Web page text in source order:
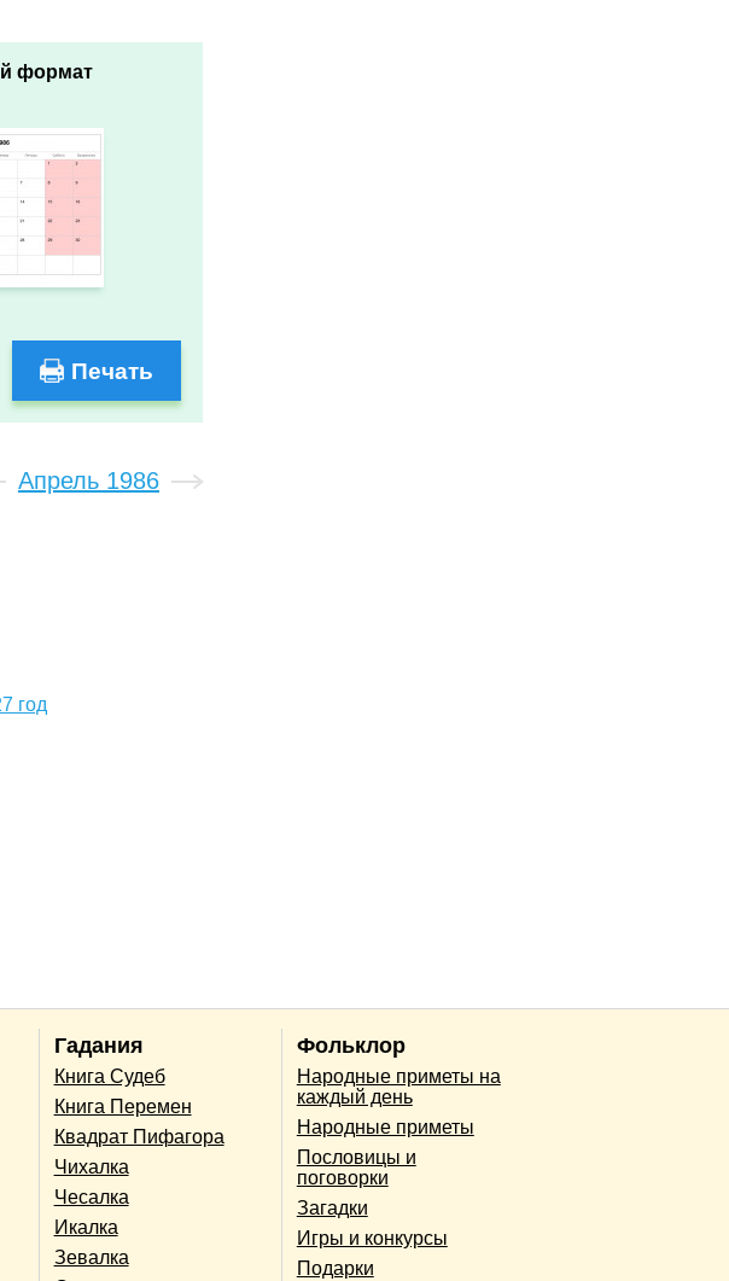
формат
Печать
Апрель 1986
год
Гадания
Книга Судеб
Книга Перемен
Квадрат Пифагора
Чихалка
Чесалка
Икалка
Зевалка
Фольклор
Народные приметы на
каждый день
Народные приметы
Пословицы и
поговорки
Загадки
Игры и конкурсы
Подарки